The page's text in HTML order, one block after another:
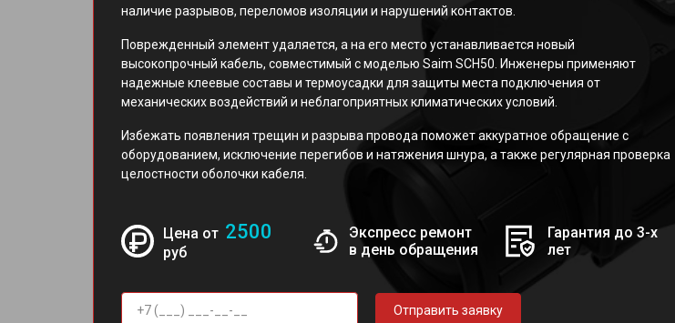
наличие разрывов, переломов изоляции и нарушений контактов.
Поврежденный элемент удаляется, а на его место устанавливается новый
высокопрочный кабель, совместимый с моделью Saim SCH50. Инженеры применяют
надежные клеевые составы и термоусадки для защиты места подключения от
механических воздействий и неблагоприятных климатических условий.
Избежать появления трещин и разрыва провода поможет аккуратное обращение с
оборудованием, исключение перегибов и натяжения шнура, а также регулярная проверка
целостности оболочки кабеля.
Цена от 2500
руб
Экспресс ремонт
в день обращения
Гарантия до 3-х
лет
Отправить заявку